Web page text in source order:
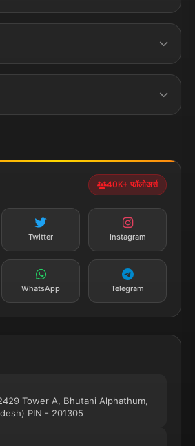
Terms &
झारखण्ड
40K+ फॉलोअर्स
Twitter Instagram
WhatsApp Telegram
Tower A, Bhutani Alphathum,
PIN - 201305